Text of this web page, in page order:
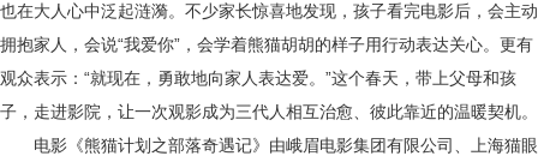
也在大人心中泛起涟漪。不少家长惊喜地发现，孩子看完电影后，会主动
拥抱家人，会说“我爱你”，会学着熊猫胡胡的样子用行动表达关心。 更有
观众表示 ： “就现在，勇敢地向家人表达爱。 ”这个春天，带上父母和孩
子，走进影院，让一次观影成为三代人相互治愈、彼此靠近的温暖契机。
电影《熊猫计划之部落奇遇记》由峨眉电影集团有限公司、上海猫眼